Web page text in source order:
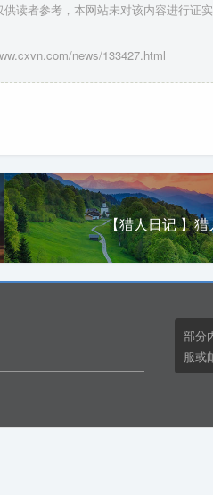
读者参考，本网站未对该内容进行证
news/133427.html
【猎人日记 】
部分
服或